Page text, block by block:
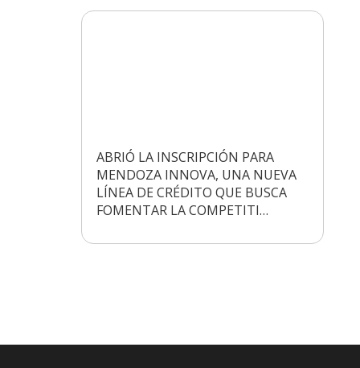
ABRIÓ LA INSCRIPCIÓN PARA
MENDOZA INNOVA, UNA NUEVA
LÍNEA DE CRÉDITO QUE BUSCA
FOMENTAR LA COMPETITI…